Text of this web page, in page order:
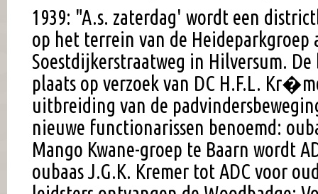
1939: "A.s. zaterdag' wordt een
op het terrein van de Heideparkgroep
Soestdijkerstraatweg in Hilversum.
plaats op verzoek van DC H.F.L.
uitbreiding van de
nieuwe functionarissen benoemd:
Mango Kwane-groep te Baarn wordt
oubaas J.G.K. Kremer tot ADC voor